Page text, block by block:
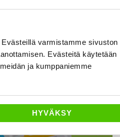
varmistamme sivuston
Evästeitä käytetään
ja kumppaniemme
HYVÄKSY
Ajo-ohjeet